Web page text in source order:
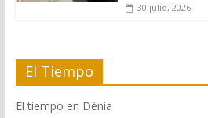
30 julio, 2026
El Tiempo
El tiempo en Dénia